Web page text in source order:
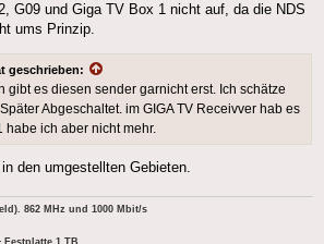
G09 und Giga TV Box 1 nicht auf, da die NDS
ums Prinzip.
geschrieben:
gibt es diesen sender garnicht erst. Ich schätze
Abgeschaltet. im GIGA TV Receivver hab es
habe ich aber nicht mehr.
den umgestellten Gebieten.
862 MHz und 1000 Mbit/s
Festplatte 1 TB